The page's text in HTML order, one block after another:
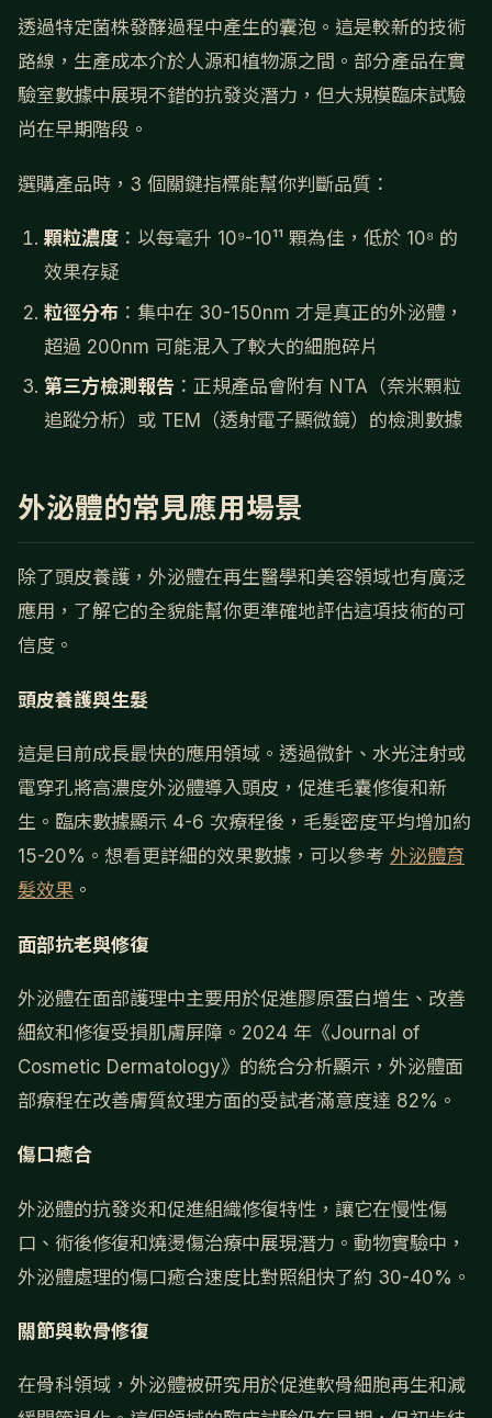
透過特定菌株發酵過程中產生的囊泡。這是較新的技術
路線，生產成本介於人源和植物源之間。部分產品在實
驗室數據中展現不錯的抗發炎潛力，但大規模臨床試驗
尚在早期階段。
選購產品時，3 個關鍵指標能幫你判斷品質：
顆粒濃度 ：以每毫升 10⁹-10¹¹ 顆為佳，低於 10⁸ 的
效果存疑
粒徑分布 ：集中在 30-150nm 才是真正的外泌體，
超過 200nm 可能混入了較大的細胞碎片
第三方檢測報告 ：正規產品會附有 NTA（奈米顆粒
追蹤分析）或 TEM（透射電子顯微鏡）的檢測數據
外泌體的常見應用場景
除了頭皮養護，外泌體在再生醫學和美容領域也有廣泛
應用，了解它的全貌能幫你更準確地評估這項技術的可
信度。
頭皮養護與生髮
這是目前成長最快的應用領域。透過微針、水光注射或
電穿孔將高濃度外泌體導入頭皮，促進毛囊修復和新
生。臨床數據顯示 4-6 次療程後，毛髮密度平均增加約
15-20%。想看更詳細的效果數據，可以參考 外泌體育
髮效果 。
面部抗老與修復
外泌體在面部護理中主要用於促進膠原蛋白增生、改善
細紋和修復受損肌膚屏障。2024 年《Journal of
Cosmetic Dermatology》的統合分析顯示，外泌體面
部療程在改善膚質紋理方面的受試者滿意度達 82%。
傷口癒合
外泌體的抗發炎和促進組織修復特性，讓它在慢性傷
口、術後修復和燒燙傷治療中展現潛力。動物實驗中，
外泌體處理的傷口癒合速度比對照組快了約 30-40%。
關節與軟骨修復
在骨科領域，外泌體被研究用於促進軟骨細胞再生和減